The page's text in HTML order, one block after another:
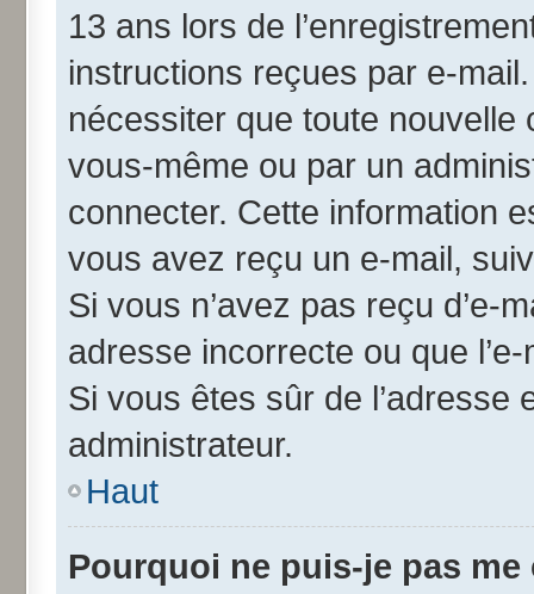
13 ans lors de
instructions reçues par e-
nécessiter que toute
vous-même ou par un
connecter. Cette information
vous avez reçu un e-mail,
Si vous n’avez pas reçu d’e-
adresse incorrecte ou que
Si vous êtes sûr de l’adresse
administrateur.
Haut
Pourquoi ne puis-je pas